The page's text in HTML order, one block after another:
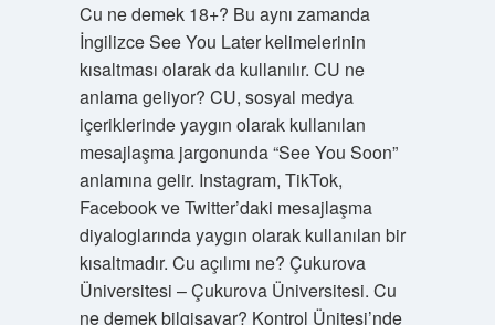
Cu ne demek 18+? Bu aynı zamanda
İngilizce See You Later kelimelerinin
kısaltması olarak da kullanılır. CU ne
anlama geliyor? CU, sosyal medya
içeriklerinde yaygın olarak kullanılan
mesajlaşma jargonunda “See You Soon”
anlamına gelir. Instagram, TikTok,
Facebook ve Twitter’daki mesajlaşma
diyaloglarında yaygın olarak kullanılan bir
kısaltmadır. Cu açılımı ne? Çukurova
Üniversitesi – Çukurova Üniversitesi. Cu
ne demek bilgisayar? Kontrol Ünitesi’nde